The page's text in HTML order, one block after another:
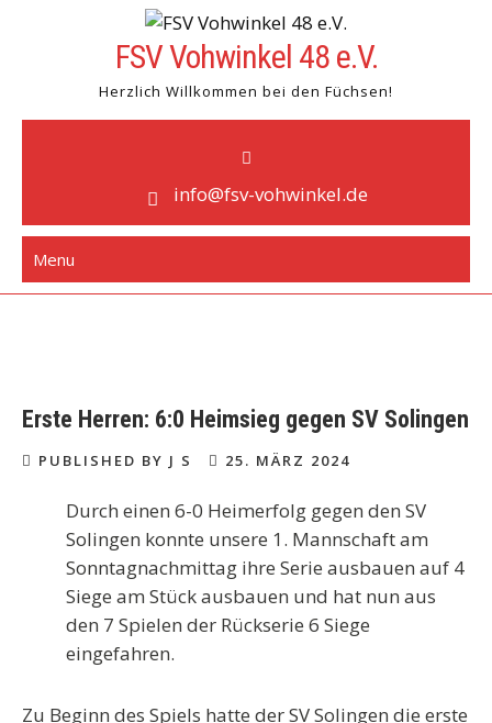
FSV Vohwinkel 48 e.V.
Herzlich Willkommen bei den Füchsen!
info@fsv-vohwinkel.de
Menu
Erste Herren: 6:0 Heimsieg gegen SV Solingen
PUBLISHED BY J S 25. MÄRZ 2024
Durch einen 6-0 Heimerfolg gegen den SV
Solingen konnte unsere 1. Mannschaft am
Sonntagnachmittag ihre Serie ausbauen auf 4
Siege am Stück ausbauen und hat nun aus
den 7 Spielen der Rückserie 6 Siege
eingefahren.
Zu Beginn des Spiels hatte der SV Solingen die erste